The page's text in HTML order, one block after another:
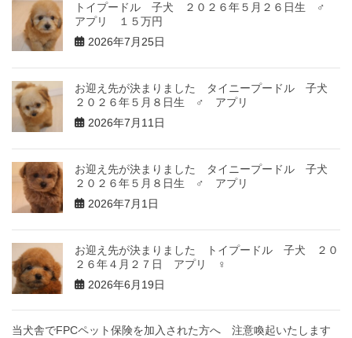
トイプードル 子犬 ２０２６年５月２６日生 ♂
アプリ １５万円
2026年7月25日
お迎え先が決まりました タイニープードル 子犬
２０２６年５月８日生 ♂ アプリ
2026年7月11日
お迎え先が決まりました タイニープードル 子犬
２０２６年５月８日生 ♂ アプリ
2026年7月1日
お迎え先が決まりました トイプードル 子犬 ２０
２６年４月２７日 アプリ ♀
2026年6月19日
当犬舎でFPCペット保険を加入された方へ 注意喚起いたします